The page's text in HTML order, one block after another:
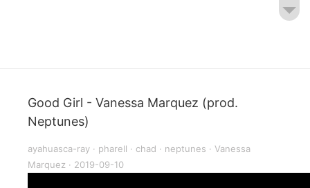
Good Girl - Vanessa Marquez (prod.
Neptunes)
ayahuasca-ray · pharell · chad · neptunes · Vanessa
Marquez · 2019-09-10